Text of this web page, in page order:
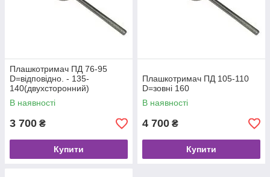
Плашкотримач ПД 76-95
D=відповідно. - 135-
140(двухсторонний)
В наявності
3 700 ₴
Купити
Плашкотримач ПД 105-110
D=зовні 160
В наявності
4 700 ₴
Купити